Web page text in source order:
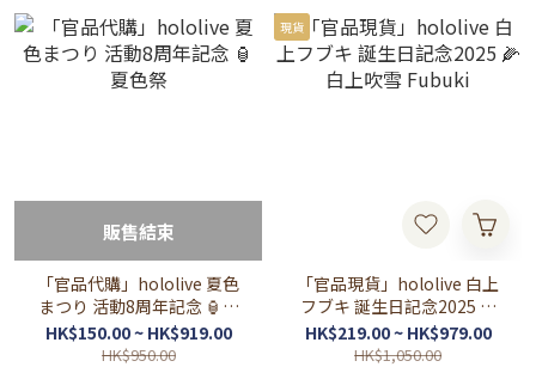
販售結束
「官品代購」hololive 夏色
まつり 活動8周年記念 🏮夏
色祭
HK$150.00 ~ HK$919.00
HK$950.00
現貨
「官品現貨」hololive 白上
フブキ 誕生日記念2025 🌽
白上吹雪 Fubuki
HK$219.00 ~ HK$979.00
HK$1,050.00